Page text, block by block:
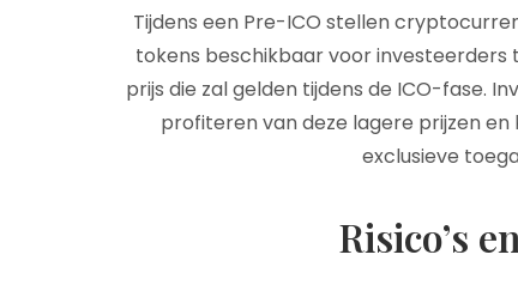
Tijdens een Pre-ICO stellen
tokens beschikbaar voor
prijs die zal gelden tijdens de ICO-fase.
profiteren van deze lagere prijzen
exclusieve
Risico’s